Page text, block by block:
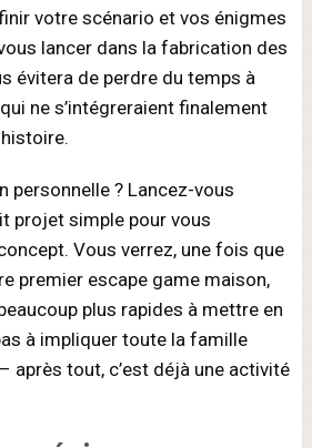
votre scénario et vos énigmes
lancer dans la fabrication des
évitera de perdre du temps à
ne s’intégreraient finalement
personnelle ? Lancez-vous
projet simple pour vous
Vous verrez, une fois que
premier escape game maison,
plus rapides à mettre en
à impliquer toute la famille
après tout, c’est déjà une activité